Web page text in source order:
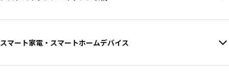
スマート家電・スマートホームデバイス